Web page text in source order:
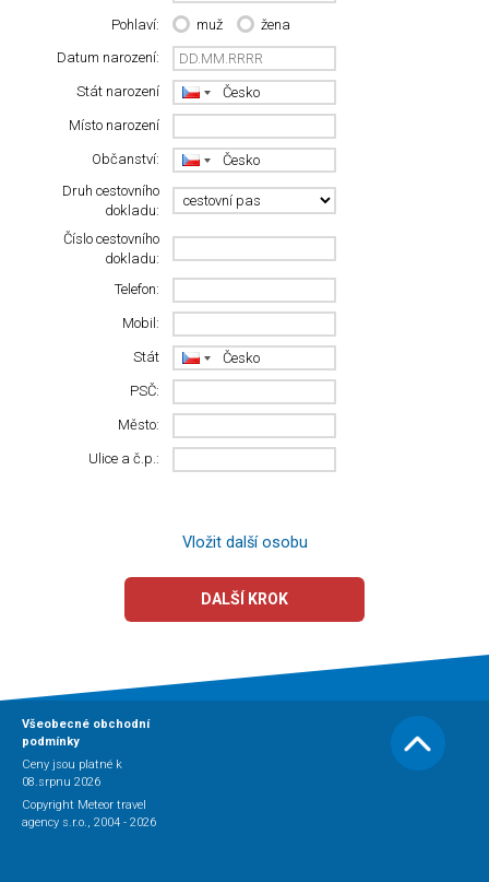
Pohlaví: muž žena
Datum narození:
Stát narození
Místo narození
Občanství:
Druh cestovního
dokladu:
Číslo cestovního
dokladu:
Telefon:
Mobil:
Stát
PSČ:
Město:
Ulice a č.p.:
Vložit další osobu
DALŠÍ KROK
Všeobecné obchodní
podmínky
Ceny jsou platné k
08.srpnu 2026
Copyright Meteor travel
agency s.r.o., 2004 - 2026